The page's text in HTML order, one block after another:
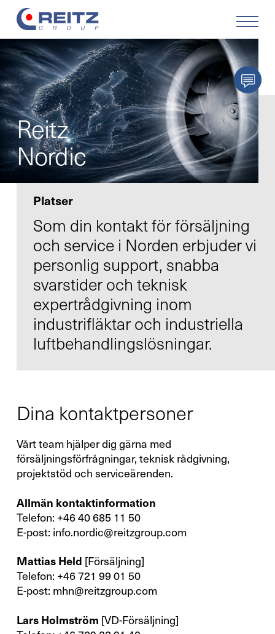
Produkter
Lösningar
Service
Retrofit
Företaget
Karriär
Kontakt
DE EN SV
Platser
Reitz
Nordic
Som din kontakt för försäljning
och service i Norden erbjuder vi
personlig support, snabba
svarstider och teknisk
expertrådgivning inom
industrifläktar och industriella
luftbehandlingslösningar.
Dina kontaktpersoner
Vårt team hjälper dig gärna med
försäljningsförfrågningar, teknisk rådgivning,
projektstöd och serviceärenden.
Allmän kontaktinformation
Telefon: +46 40 685 11 50
E-post: info.nordic@reitzgroup.com
Mattias Held [Försäljning]
Telefon: +46 721 99 01 50
E-post: mhn@reitzgroup.com
Lars Holmström [VD-Försäljning]